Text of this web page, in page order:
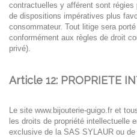
contractuelles y afférent sont régies
de dispositions impératives plus
consommateur. Tout litige sera
conformément aux règles de droit
privé).
Article 12: PROPRIETE
Le site www.bijouterie-guigo.fr et
les droits de propriété intellectuelle
exclusive de la SAS SYLAUR ou